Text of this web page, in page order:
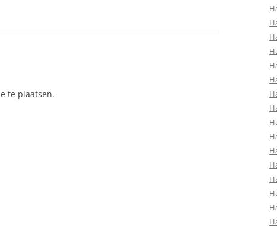
ENGLISH
te plaatsen.